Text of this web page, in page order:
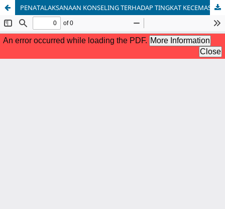
PENATALAKSANAAN KONSELING TERHADAP TINGKAT KECEMASAN IBU PRIMIGRAVIDA DALAM MENGHADAPI PERSALINAN